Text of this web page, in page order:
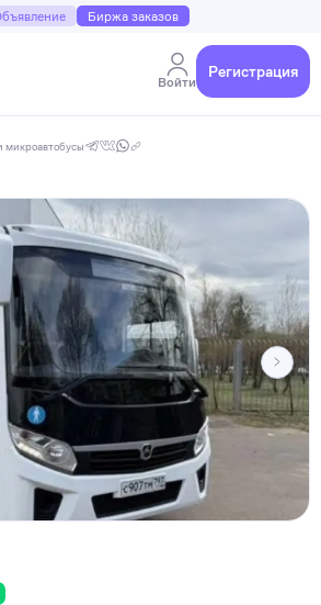
Биржа заказов
Войти
Регистрация
микроавтобусы